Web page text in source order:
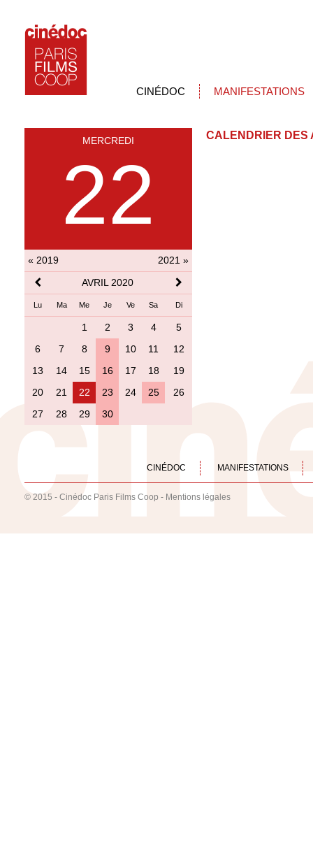
CINÉDOC MANIFESTATIONS
MERCREDI
22
« 2019
2021 »
AVRIL 2020
Lu Ma Me Je Ve Sa Di
1 2 3 4
5
6
7 8 9 10 11
12
13
14 15 16 17 18
19
20
21 22 23 24 25
26
27
28 29 30
CALENDRIER DES
CINÉDOC MANIFESTATIONS
© 2015 - Cinédoc Paris Films Coop - Mentions légales